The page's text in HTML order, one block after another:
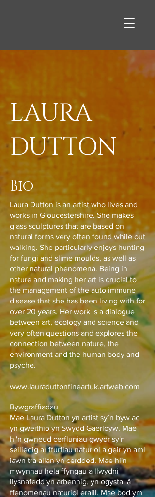
LAURA
DUTTON
Bio
Laura Dutton is an artist who lives and
works in Gloucestershire. She makes
glass sculptures that are based on
natural forms very often found while out
walking. She particularly enjoys hunting
for fungi and slime moulds, as well as
other natural phenomena. Being in
nature and making her art is crucial to
the management of the auto immune
disease that she has been living with for
over 20 years. Her work is a dialogue
between art, ecology and science and
very often questions and explores the
connection between nature, the
environment and the human body and
psyche.
www.lauraduttonfineartuk.artweb.com
Bywgraffiadau
Mae Laura Dutton yn artist sy’n byw ac
yn gweithio yn Swydd Gaerloyw. Mae
hi'n gwneud cerfluniau gwydr sy'n
seiliedig ar ffurfiau naturiol a geir yn aml
iawn tra allan yn cerdded. Mae hi'n
mwynhau hela ffyngau a llwydni
llysnafedd yn arbennig, yn ogystal â
ffenomenau naturiol eraill. Mae bod ym